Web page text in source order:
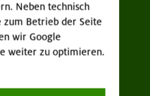
Neben technisch
zum Betrieb der Seite
wir Google
weiter zu optimieren.